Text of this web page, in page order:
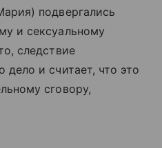
подвергались
и сексуальному
следствие
дело и считает, что это
сговору,